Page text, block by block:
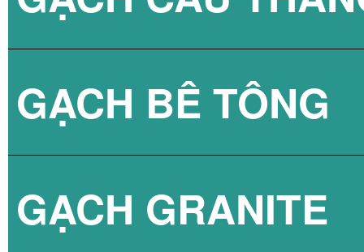
GẠCH LÁT VỈA
GẠCH BÊ TÔNG
GẠCH 3D BÊ
GẠCH GRANITE